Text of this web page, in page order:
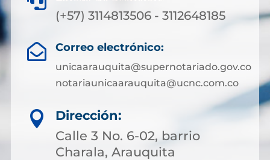
(+57) 3114813506 - 3112648185
 Correo electrónico:
unicaarauquita@supernotariado.gov.co
notariaunicaarauquita@ucnc.com.co

Dirección:
Calle 3 No. 6-02, barrio
Charala, Arauquita